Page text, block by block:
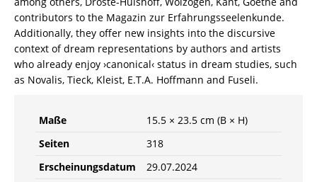
contributors to the Magazin zur Erfahrungsseelenkunde.
Additionally, they offer new insights into the discursive
context of dream representations by authors and artists
who already enjoy ›canonical‹ status in dream studies, such
as Novalis, Tieck, Kleist, E.T.A. Hoffmann and Fuseli.
Maße
15.5 × 23.5 cm (B × H)
Seiten
318
Erscheinungsdatum
29.07.2024